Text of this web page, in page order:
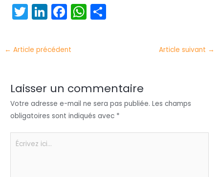
T
w
itt
er
Li
n
k
e
n
F
a
c
e
o
o
k
W
h
p
p
er
← Article précédent Article suivant →
Laisser un commentaire
Votre adresse e-mail ne sera pas publiée. Les champs
obligatoires sont indiqués avec *
Écrivez